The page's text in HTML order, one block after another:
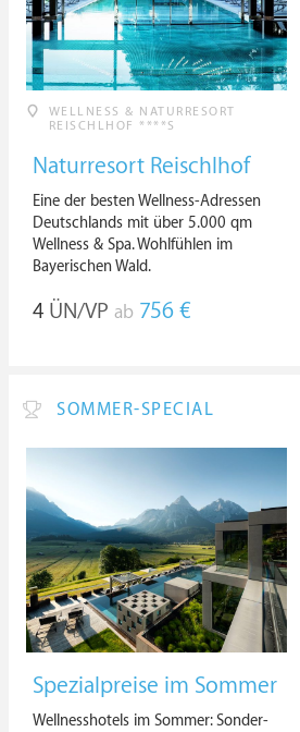
WELLNESS & NATURRESORT
REISCHLHOF ****S
Naturresort Reischlhof
Eine der besten Wellness-Adressen
Deutschlands mit über 5.000 qm
Wellness & Spa. Wohlfühlen im
Bayerischen Wald.
4 ÜN/VP ab 756 €
SOMMER-SPECIAL
Spezialpreise im Sommer
Wellnesshotels im Sommer: Sonder-